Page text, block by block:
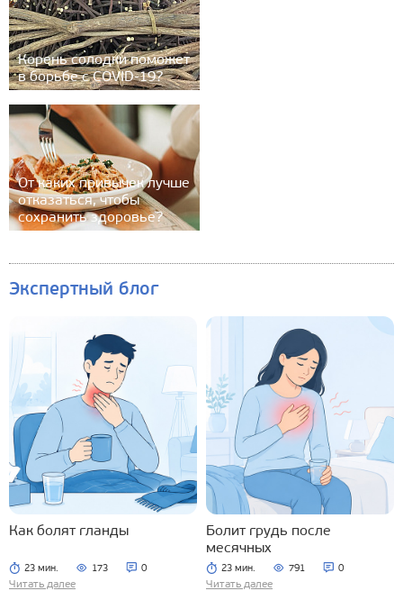
Корень солодки поможет
в борьбе с COVID-19?
От каких привычек лучше
отказаться, чтобы
сохранить здоровье?
Экспертный блог
Как болят гланды
23 мин. 173 0
Читать далее
Болит грудь после
месячных
23 мин. 791 0
Читать далее